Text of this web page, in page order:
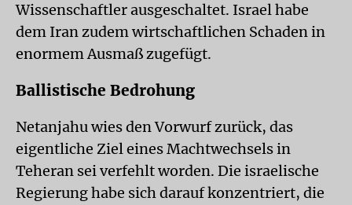
Wissenschaftler ausgeschaltet. Israel habe
dem Iran zudem wirtschaftlichen Schaden in
enormem Ausmaß zugefügt.
Ballistische Bedrohung
Netanjahu wies den Vorwurf zurück, das
eigentliche Ziel eines Machtwechsels in
Teheran sei verfehlt worden. Die israelische
Regierung habe sich darauf konzentriert, die